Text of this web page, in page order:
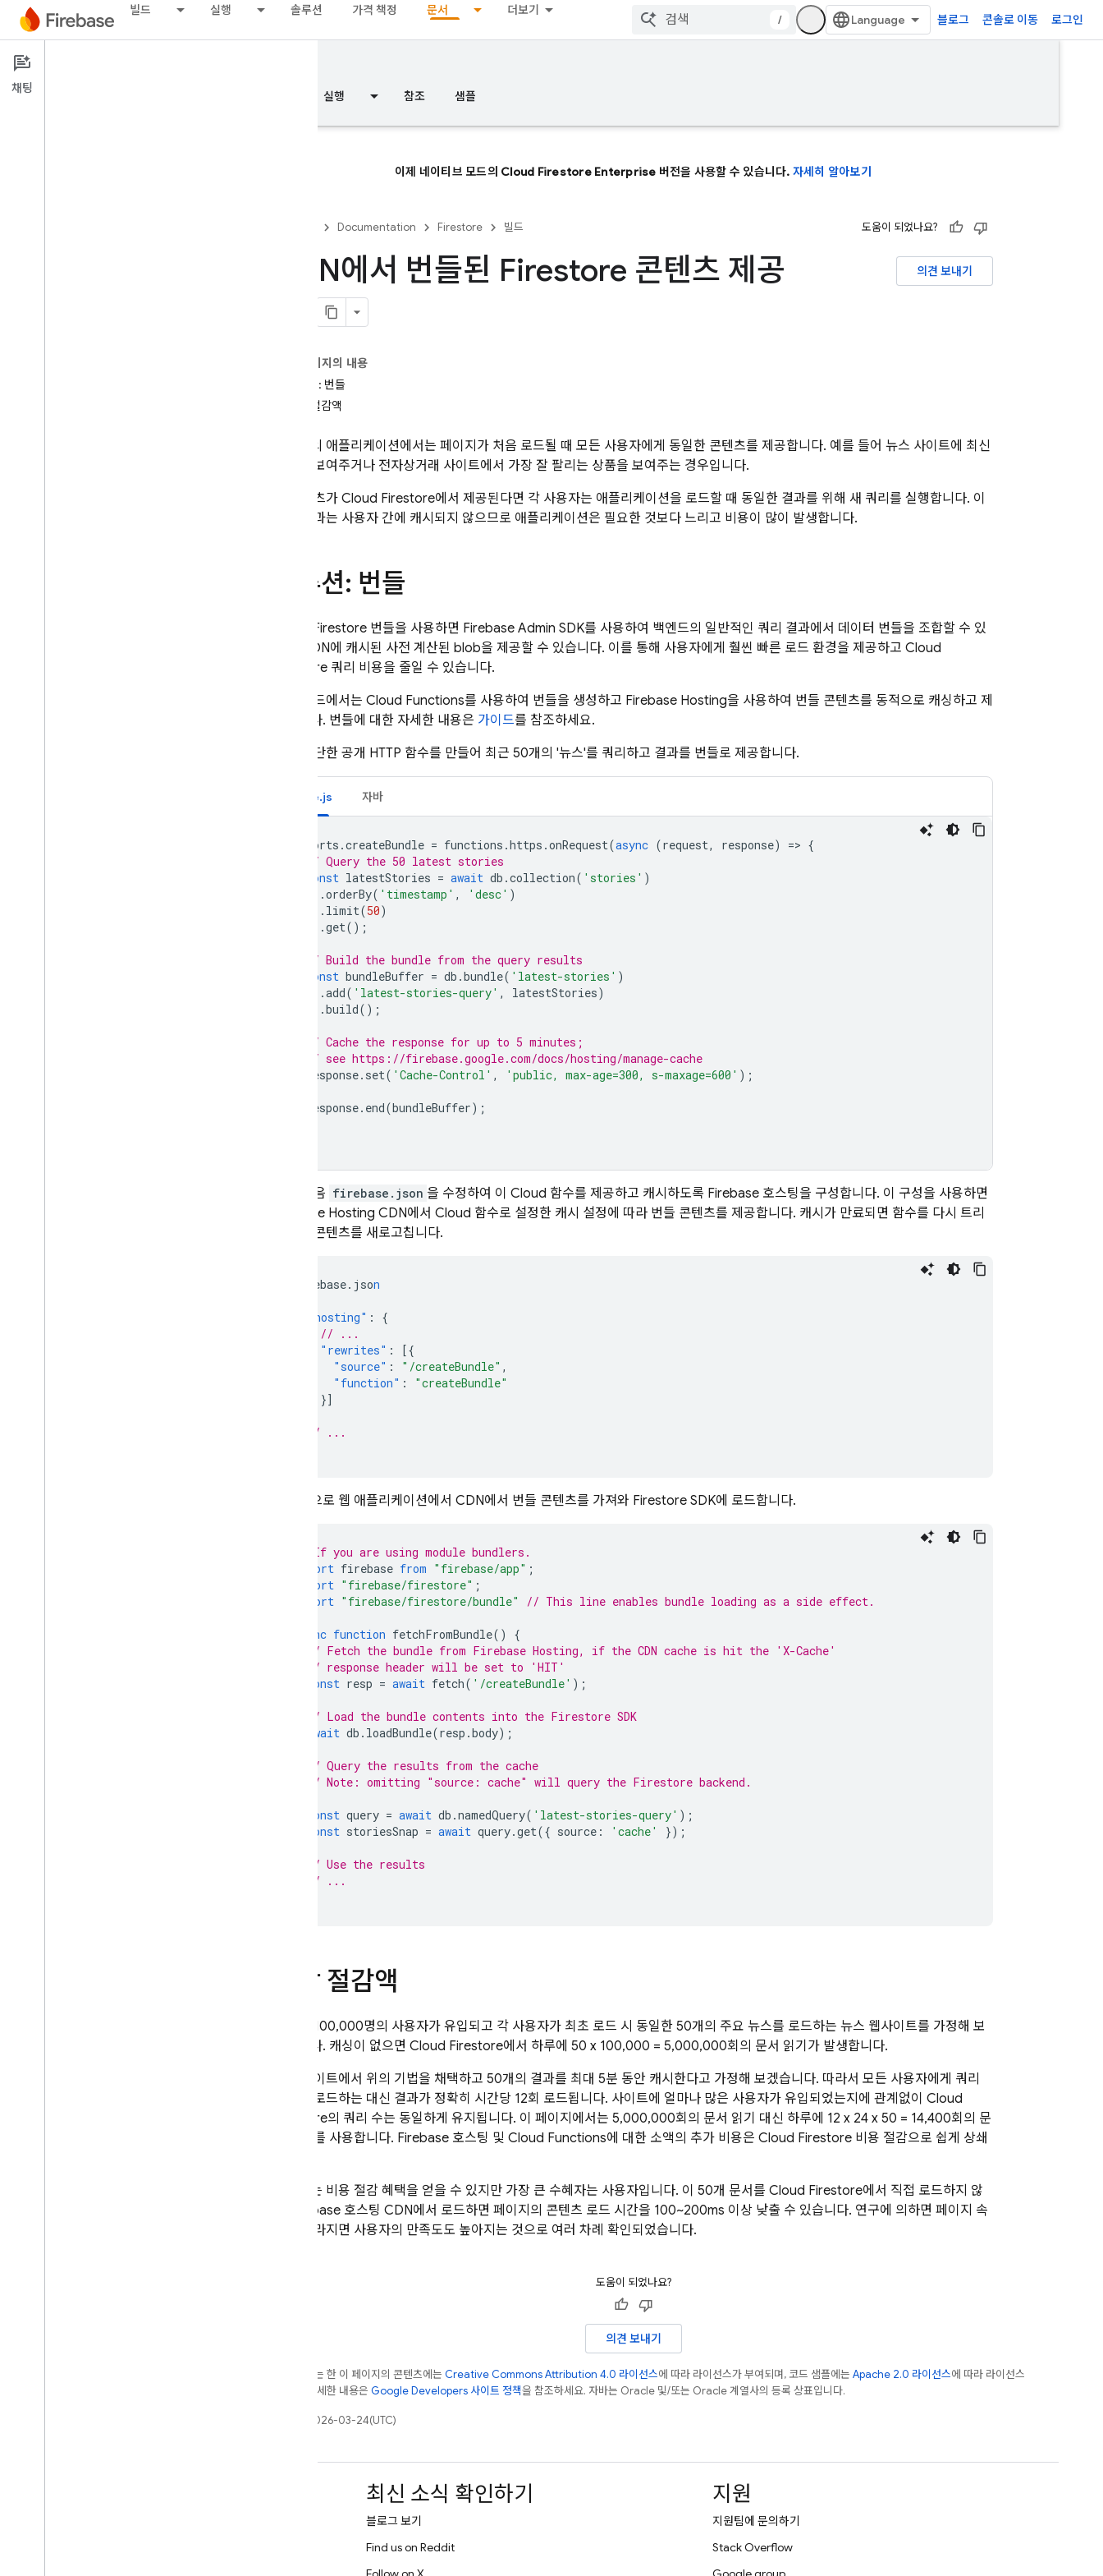
빌드 실행 솔루션 가격 책정 문서 더보기
/ 블로그 콘솔로 이동 로그인
Documentation
개요 실행 참조 샘플
이제 네이티브 모드의 Cloud Firestore Enterprise 버전을 사용할 수 있습니다. 자세히 알아보기
Documentation Firestore 빌드 도움이 되었나요?
의견 보내기
CDN에서 번들된 Firestore 콘텐츠 제공
이 페이지의 내용
솔루션: 번들
예상 절감액
대부분의 애플리케이션에서는 페이지가 처음 로드될 때 모든 사용자에게 동일한 콘텐츠를 제공합니다. 예를 들어 뉴스 사이트에 최신
뉴스를 보여주거나 전자상거래 사이트에서 가장 잘 팔리는 상품을 보여주는 경우입니다.
이 콘텐츠가 Cloud Firestore에서 제공된다면 각 사용자는 애플리케이션을 로드할 때 동일한 결과를 위해 새 쿼리를 실행합니다. 이
러한 결과는 사용자 간에 캐시되지 않으므로 애플리케이션은 필요한 것보다 느리고 비용이 많이 발생합니다.
솔루션: 번들
Cloud Firestore 번들을 사용하면 Firebase Admin SDK를 사용하여 백엔드의 일반적인 쿼리 결과에서 데이터 번들을 조합할 수 있
으며 CDN에 캐시된 사전 계산된 blob을 제공할 수 있습니다. 이를 통해 사용자에게 훨씬 빠른 로드 환경을 제공하고 Cloud
Firestore 쿼리 비용을 줄일 수 있습니다.
이 가이드에서는 Cloud Functions를 사용하여 번들을 생성하고 Firebase Hosting을 사용하여 번들 콘텐츠를 동적으로 캐싱하고 제
공합니다. 번들에 대한 자세한 내용은 가이드를 참조하세요.
먼저 간단한 공개 HTTP 함수를 만들어 최근 50개의 '뉴스'를 쿼리하고 결과를 번들로 제공합니다.
Node.js 자바
exports .createBundle = functions .https .onRequest(async (request, response) => {
// Query the 50 latest stories
const latestStories = await db .collection( 'stories' )
.orderBy( 'timestamp' , 'desc' )
. limit(50)
.get();
// Build the bundle from the query results
const bundleBuffer = db .bundle( 'latest-stories' )
.add( 'latest-stories-query' , latestStories)
.build();
// Cache the response for up to 5 minutes;
// see https://firebase.google.com/docs/hosting/manage-cache
response. set( 'Cache-Control' , 'public, max-age=300, s-maxage=600' );
response. end(bundleBuffer);
그런 다음 firebase.json 을 수정하여 이 Cloud 함수를 제공하고 캐시하도록 Firebase 호스팅을 구성합니다. 이 구성을 사용하면
Firebase Hosting CDN에서 Cloud 함수로 설정한 캐시 설정에 따라 번들 콘텐츠를 제공합니다. 캐시가 만료되면 함수를 다시 트리
거하여 콘텐츠를 새로고칩니다.
irebase.json
"hosting" :
{
// ...
"rewrites" :
[{
"source" : "/createBundle" ,
"function" :
"createBundle"
}]
// ...
마지막으로 웹 애플리케이션에서 CDN에서 번들 콘텐츠를 가져와 Firestore SDK에 로드합니다.
// If you are using module bundlers.
import firebase from "firebase/app" ;
import "firebase/firestore" ;
import "firebase/firestore/bundle" // This line enables bundle loading as a side effect.
async function fetchFromBundle()
{
// Fetch the bundle from Firebase Hosting, if the CDN cache is hit the 'X-Cache'
// response header will be set to 'HIT'
const resp = await fetch( '/createBundle' );
// Load the bundle contents into the Firestore SDK
await db . loadBundle(resp .body);
// Query the results from the cache
// Note: omitting "source: cache" will query the Firestore backend.
const query = await db .namedQuery( 'latest-stories-query' );
const storiesSnap = await query.get({ source : 'cache' });
// Use the results
// ...
예상 절감액
하루에 100,000명의 사용자가 유입되고 각 사용자가 최초 로드 시 동일한 50개의 주요 뉴스를 로드하는 뉴스 웹사이트를 가정해 보
겠습니다. 캐싱이 없으면 Cloud Firestore에서 하루에 50 x 100,000 = 5,000,000회의 문서 읽기가 발생합니다.
이제 사이트에서 위의 기법을 채택하고 50개의 결과를 최대 5분 동안 캐시한다고 가정해 보겠습니다. 따라서 모든 사용자에게 쿼리
결과를 로드하는 대신 결과가 정확히 시간당 12회 로드됩니다. 사이트에 얼마나 많은 사용자가 유입되었는지에 관계없이 Cloud
Firestore의 쿼리 수는 동일하게 유지됩니다. 이 페이지에서는 5,000,000회의 문서 읽기 대신 하루에 12 x 24 x 50 = 14,400회의 문
서 읽기를 사용합니다. Firebase 호스팅 및 Cloud Functions에 대한 소액의 추가 비용은 Cloud Firestore 비용 절감으로 쉽게 상쇄
개발자는 비용 절감 혜택을 얻을 수 있지만 가장 큰 수혜자는 사용자입니다. 이 50개 문서를 Cloud Firestore에서 직접 로드하지 않
고 Firebase 호스팅 CDN에서 로드하면 페이지의 콘텐츠 로드 시간을 100~200ms 이상 낮출 수 있습니다. 연구에 의하면 페이지 속
도가 빨라지면 사용자의 만족도도 높아지는 것으로 여러 차례 확인되었습니다.
도움이 되었나요?
의견 보내기
달리 명시되지 않는 한 이 페이지의 콘텐츠에는 Creative Commons Attribution 4.0 라이선스에 따라 라이선스가 부여되며, 코드 샘플에는 Apache 2.0 라이선스에 따라 라이선스
가 부여됩니다. 자세한 내용은 Google Developers 사이트 정책을 참조하세요. 자바는 Oracle 및/또는 Oracle 계열사의 등록 상표입니다.
최종 업데이트: 2026-03-24(UTC)
최신 소식 확인하기
블로그 보기
Find us on Reddit
지원
지원팀에 문의하기
Stack Overflow
채팅